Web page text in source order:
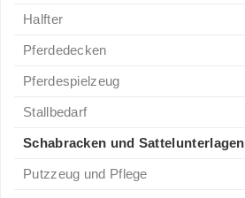
Halfter
Pferdedecken
Pferdespielzeug
Stallbedarf
Schabracken und Sattelunterlagen
Putzzeug und Pflege